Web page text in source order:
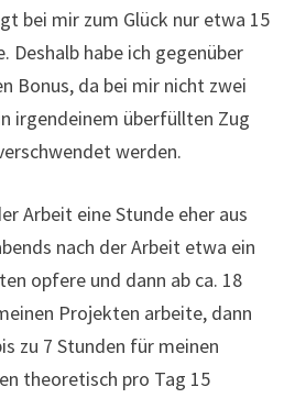
bei mir zum Glück nur etwa 15
Deshalb habe ich gegenüber
Bonus, da bei mir nicht zwei
irgendeinem überfüllten Zug
werden.
Arbeit eine Stunde eher aus
nach der Arbeit etwa ein
opfere und dann ab ca. 18
Projekten arbeite, dann
zu 7 Stunden für meinen
theoretisch pro Tag 15